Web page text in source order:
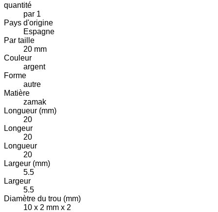
quantité
par 1
Pays d'origine
Espagne
Par taille
20 mm
Couleur
argent
Forme
autre
Matière
zamak
Longueur (mm)
20
Longeur
20
Longueur
20
Largeur (mm)
5.5
Largeur
5.5
Diamètre du trou (mm)
10 x 2 mm x 2